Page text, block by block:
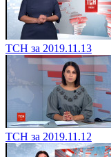
ТСН за 2019.11.13
ТСН за 2019.11.12